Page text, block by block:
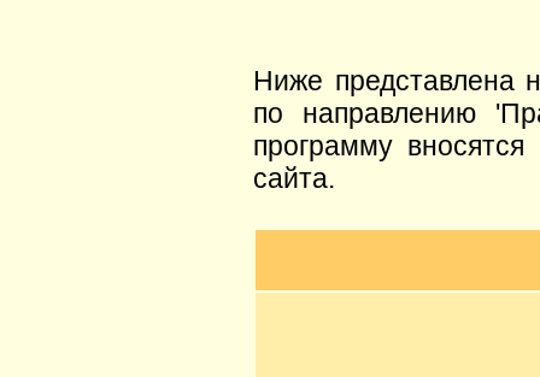
Ниже представлена
по направлению
программу
сайта.